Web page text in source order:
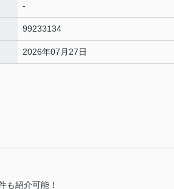
-
99233134
2026年07月27日
も紹介可能！